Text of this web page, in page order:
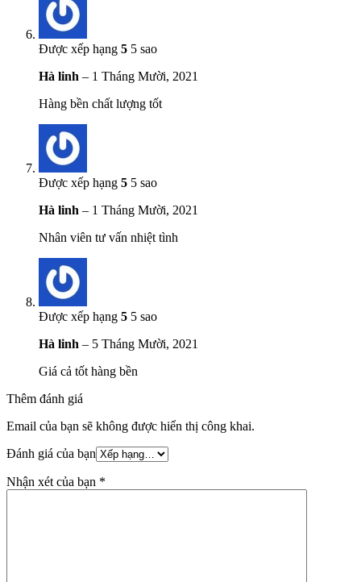
Được xếp hạng 5 5 sao
Hà linh – 1 Tháng Mười, 2021
Hàng bền chất lượng tốt
Được xếp hạng 5 5 sao
Hà linh – 1 Tháng Mười, 2021
Nhân viên tư vấn nhiệt tình
Được xếp hạng 5 5 sao
Hà linh – 5 Tháng Mười, 2021
Giá cả tốt hàng bền
Thêm đánh giá
Email của bạn sẽ không được hiển thị công khai.
Đánh giá của bạn
Nhận xét của bạn *